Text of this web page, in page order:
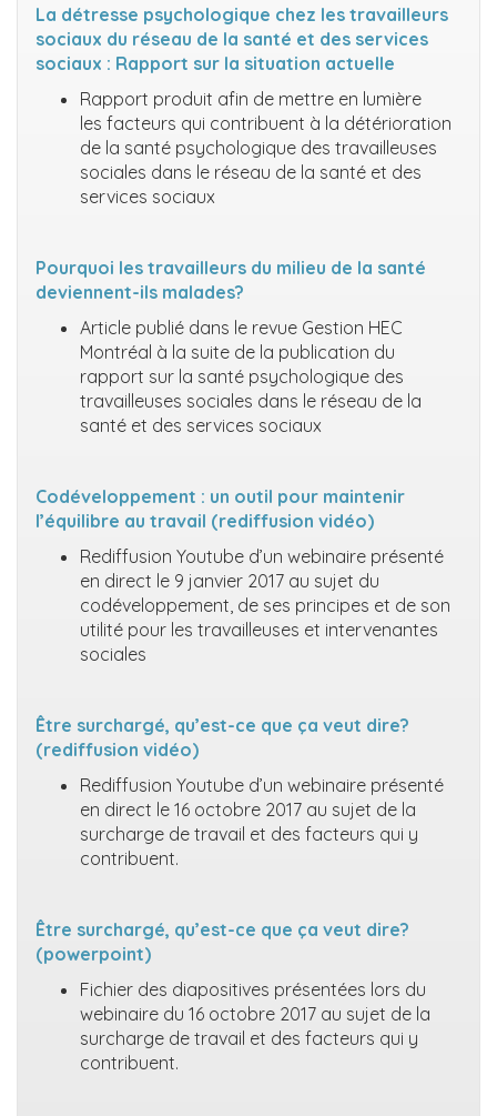
La détresse psychologique chez les travailleurs
sociaux du réseau de la santé et des services
sociaux : Rapport sur la situation actuelle
Rapport produit afin de mettre en lumière
les facteurs qui contribuent à la détérioration
de la santé psychologique des travailleuses
sociales dans le réseau de la santé et des
services sociaux
Pourquoi les travailleurs du milieu de la santé
deviennent-ils malades?
Article publié dans le revue Gestion HEC
Montréal à la suite de la publication du
rapport sur la santé psychologique des
travailleuses sociales dans le réseau de la
santé et des services sociaux
Codéveloppement : un outil pour maintenir
l’équilibre au travail (rediffusion vidéo)
Rediffusion Youtube d’un webinaire présenté
en direct le 9 janvier 2017 au sujet du
codéveloppement, de ses principes et de son
utilité pour les travailleuses et intervenantes
sociales
Être surchargé, qu’est-ce que ça veut dire?
(rediffusion vidéo)
Rediffusion Youtube d’un webinaire présenté
en direct le 16 octobre 2017 au sujet de la
surcharge de travail et des facteurs qui y
contribuent.
Être surchargé, qu’est-ce que ça veut dire?
(powerpoint)
Fichier des diapositives présentées lors du
webinaire du 16 octobre 2017 au sujet de la
surcharge de travail et des facteurs qui y
contribuent.